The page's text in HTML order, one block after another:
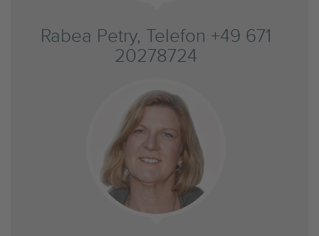
Rabea Petry, Telefon +49 671
20278724